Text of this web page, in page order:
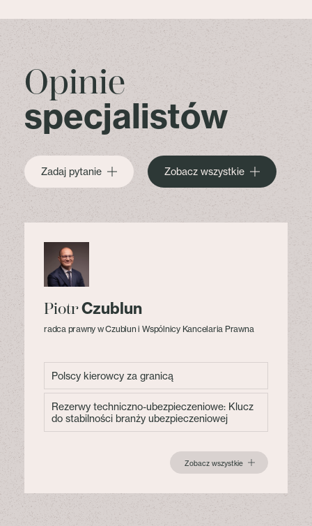
Opinie
specjalistów
Zadaj pytanie Zobacz wszystkie
PiotrCzublun
radca prawny w Czublun i Wspólnicy Kancelaria Prawna
Polscy kierowcy za granicą
Rezerwy techniczno-ubezpieczeniowe: Klucz
do stabilności branży ubezpieczeniowej
Zobacz wszystkie